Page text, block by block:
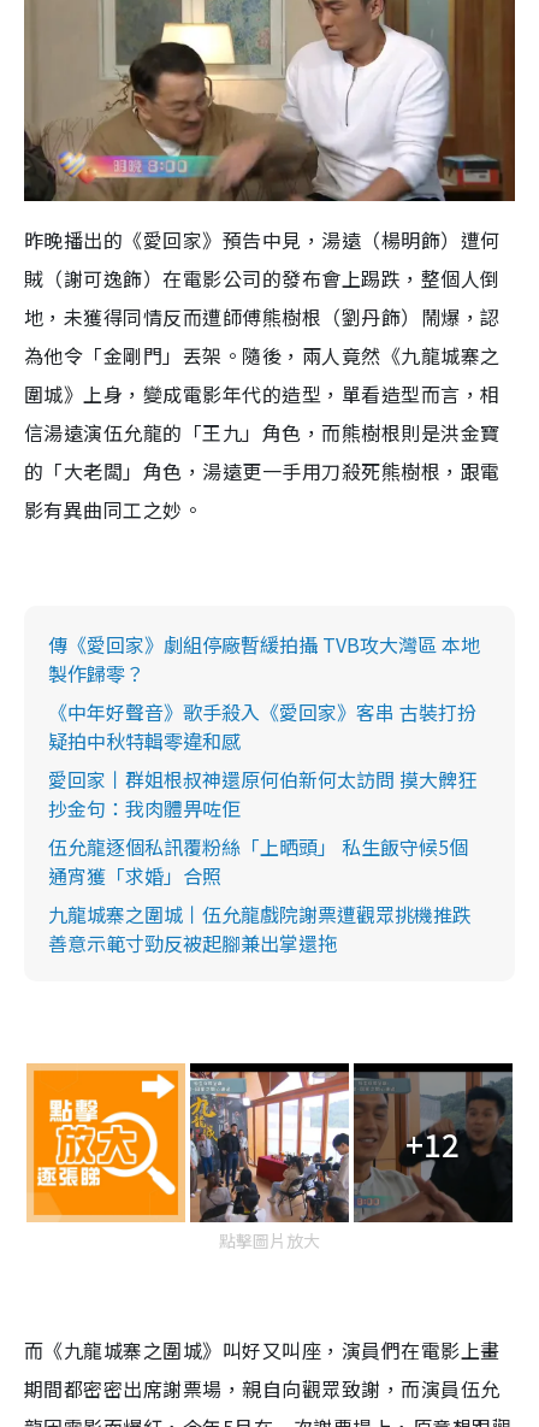
3
%
i
n
i
n
昨晚播出的《愛回家》預告中見，湯遠（楊明飾）遭何
賊（謝可逸飾）在電影公司的發布會上踢跌，整個人倒
地，未獲得同情反而遭師傅熊樹根（劉丹飾）鬧爆，認
為他令「金剛門」丟架。隨後，兩人竟然《九龍城寨之
圍城》上身，變成電影年代的造型，單看造型而言，相
信湯遠演伍允龍的「王九」角色，而熊樹根則是洪金寶
的「大老闆」角色，湯遠更一手用刀殺死熊樹根，跟電
影有異曲同工之妙。
傳《愛回家》劇組停廠暫緩拍攝 TVB攻大灣區 本地
製作歸零？
《中年好聲音》歌手殺入《愛回家》客串 古裝打扮
疑拍中秋特輯零違和感
愛回家丨群姐根叔神還原何伯新何太訪問 摸大髀狂
抄金句：我肉體畀咗佢
伍允龍逐個私訊覆粉絲「上晒頭」 私生飯守候5個
通宵獲「求婚」合照
九龍城寨之圍城丨伍允龍戲院謝票遭觀眾挑機推跌
善意示範寸勁反被起腳兼出掌還拖
+12
點擊圖片放大
而《九龍城寨之圍城》叫好又叫座，演員們在電影上畫
期間都密密出席謝票場，親自向觀眾致謝，而演員伍允